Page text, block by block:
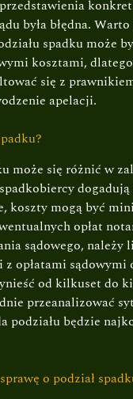
była błędna.
spadku może
kosztami,
się z
apelacji.
może się różnić w
koszty mogą być
opłat
sądowego, należy
opłatami sądowymi
od kilkuset do
przeanalizować
podziału będzie
o podział